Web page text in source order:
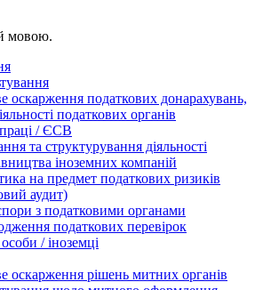
мовою.
оскарження податкових донарахувань,
податкових органів
/ ЄСВ
та структурування діяльності
іноземних компаній
на предмет податкових ризиків
аудит)
з податковими органами
податкових перевірок
/ іноземці
оскарження рішень митних органів